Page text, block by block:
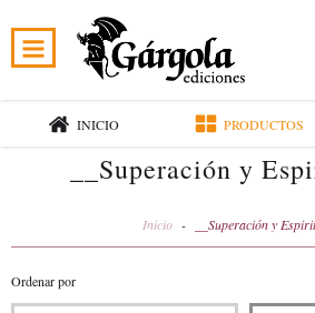
INICIO PRODUCTOS
__Superación y
Inicio - __Superación y
Ordenar por